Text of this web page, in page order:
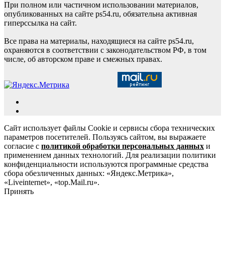
При полном или частичном использовании материалов,
опубликованных на сайте ps54.ru, обязательна активная
гиперссылка на сайт.
Все права на материалы, находящиеся на сайте ps54.ru,
охраняются в соответствии с законодательством РФ, в том
числе, об авторском праве и смежных правах.
Сайт использует файлы Cookie и сервисы сбора технических
параметров посетителей. Пользуясь сайтом, вы выражаете
согласие с политикой обработки персональных данных и
применением данных технологий. Для реализации политики
конфиденциальности используются программные средства
сбора обезличенных данных: «Яндекс.Метрика»,
«Liveinternet», «top.Mail.ru».
Принять